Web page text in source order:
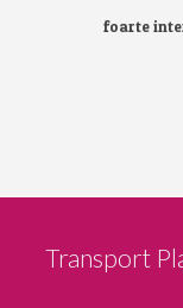
foarte
Transport